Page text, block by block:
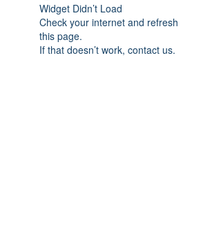
Widget Didn’t Load
Check your internet and refresh
this page.
If that doesn’t work, contact us.